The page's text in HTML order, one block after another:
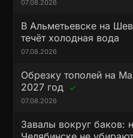
07.08.2026
В Альметьевске на
течёт холодная вода
07.08.2026
Обрезку тополей на
2027 год
07.08.2026
Завалы вокруг баков: